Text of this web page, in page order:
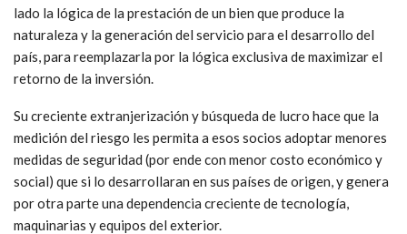
lado la lógica de la prestación de un bien que produce la
naturaleza y la generación del servicio para el desarrollo del
país, para reemplazarla por la lógica exclusiva de maximizar el
retorno de la inversión.
Su creciente extranjerización y búsqueda de lucro hace que la
medición del riesgo les permita a esos socios adoptar menores
medidas de seguridad (por ende con menor costo económico y
social) que si lo desarrollaran en sus países de origen, y genera
por otra parte una dependencia creciente de tecnología,
maquinarias y equipos del exterior.